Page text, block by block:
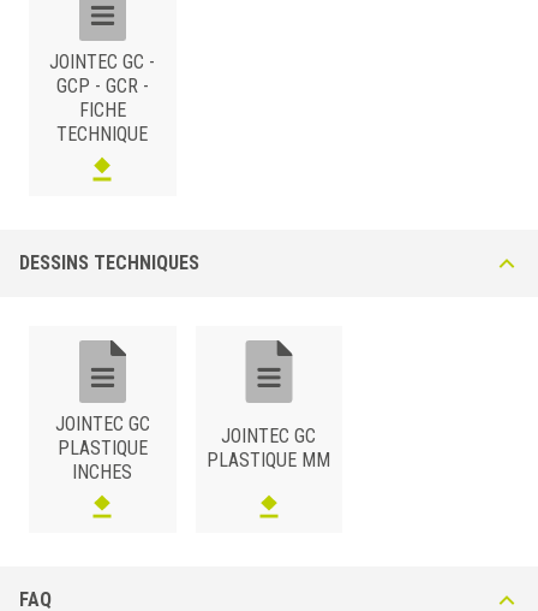
JOINTEC GC -
GCP - GCR -
FICHE
TECHNIQUE
DESSINS TECHNIQUES
JOINTEC GC
PLASTIQUE
INCHES
JOINTEC GC
PLASTIQUE MM
FAQ